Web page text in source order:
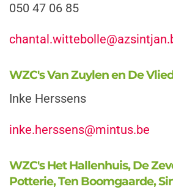
050 47 06 85
WZC's Van Zuylen en De
Inke Herssens
inke.herssens@mintus.be
WZC's Het Hallenhuis, De
Potterie, Ten Boomgaarde,